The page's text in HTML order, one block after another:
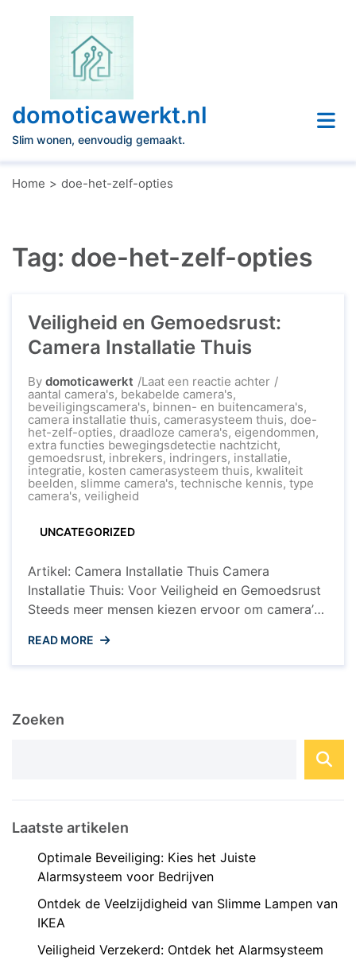
domoticawerkt.nl
Slim wonen, eenvoudig gemaakt.
Home doe-het-zelf-opties
Tag: doe-het-zelf-opties
Veiligheid en Gemoedsrust:
Camera Installatie Thuis
By domoticawerkt Laat een reactie achterop
en
Gemoedsrust:
Camera
Installatie
Thuis
aantal camera's, bekabelde camera's,
beveiligingscamera's, binnen- en buitencamera's,
camera installatie thuis, camerasysteem thuis, doe-
het-zelf-opties, draadloze camera's, eigendommen,
extra functies bewegingsdetectie nachtzicht,
gemoedsrust, inbrekers, indringers, installatie,
integratie, kosten camerasysteem thuis, kwaliteit
beelden, slimme camera's, technische kennis, type
camera's, veiligheid
UNCATEGORIZED
Artikel: Camera Installatie Thuis Camera
Installatie Thuis: Voor Veiligheid en Gemoedsrust
Steeds meer mensen kiezen ervoor om camera’s
effectieve manier om hun eigendommen te
beveiligen en een gevoel van veiligheid te
READ MORE
Zoeken
Laatste artikelen
Optimale Beveiliging: Kies het Juiste
Alarmsysteem voor Bedrijven
Ontdek de Veelzijdigheid van Slimme Lampen van
IKEA
Veiligheid Verzekerd: Ontdek het Alarmsysteem